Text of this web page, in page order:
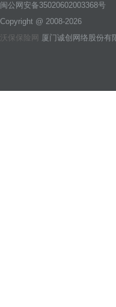
闽公网安备35020602003368号
Copyright @ 2008-2026
沃保保险网 厦门诚创网络股份有